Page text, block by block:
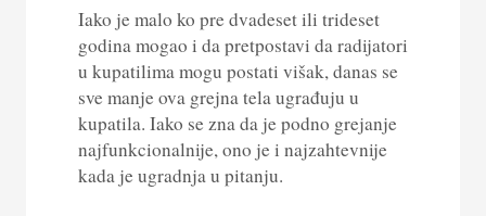
Iako je malo ko pre dvadeset ili trideset
godina mogao i da pretpostavi da radijatori
u kupatilima mogu postati višak, danas se
sve manje ova grejna tela ugrađuju u
kupatila. Iako se zna da je podno grejanje
najfunkcionalnije, ono je i najzahtevnije
kada je ugradnja u pitanju.